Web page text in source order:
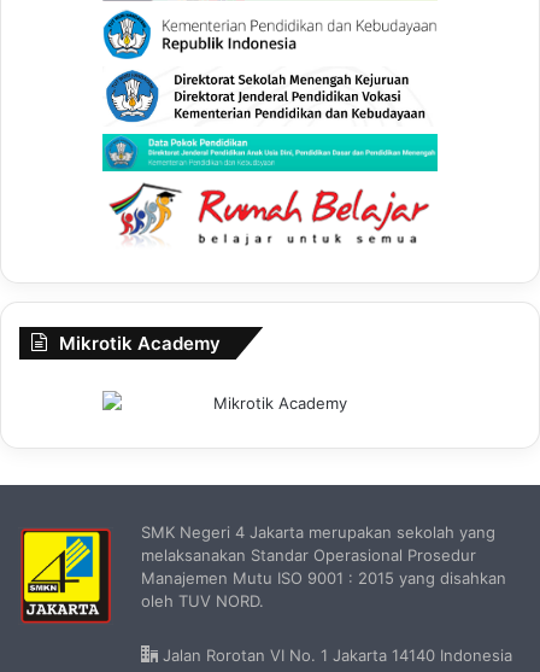
Mikrotik Academy
SMK Negeri 4 Jakarta merupakan sekolah yang
melaksanakan Standar Operasional Prosedur
Manajemen Mutu ISO 9001 : 2015 yang disahkan
oleh TUV NORD.
Jalan Rorotan VI No. 1 Jakarta 14140 Indonesia